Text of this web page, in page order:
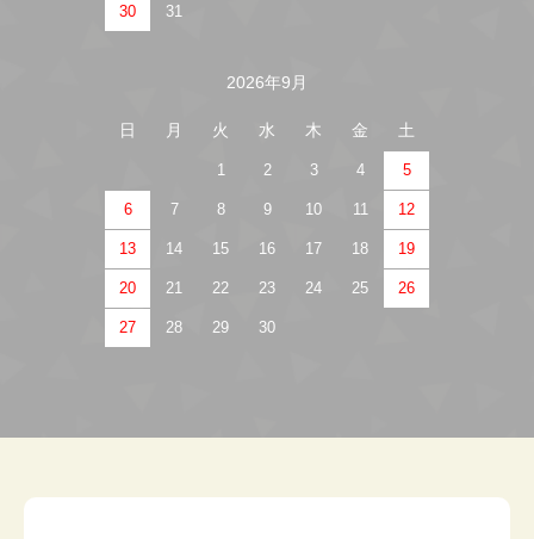
30 31
2026年9月
日 月 火 水 木 金 土
1 2 3 4 5
6 7 8 9 10 11 12
13 14 15 16 17 18 19
20 21 22 23 24 25 26
27 28 29 30